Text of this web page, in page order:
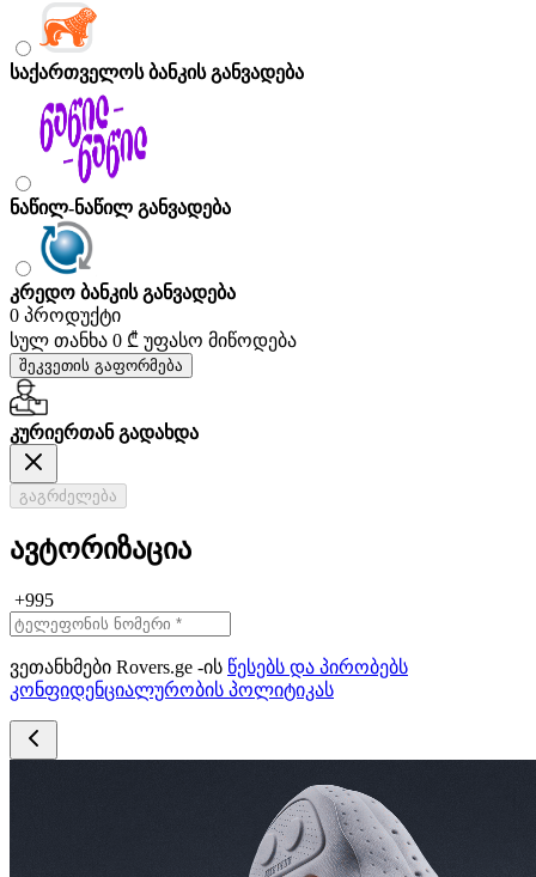
საქართველოს ბანკის განვადება
ნაწილ-ნაწილ განვადება
კრედო ბანკის განვადება
0 პროდუქტი
სულ თანხა 0 ₾ უფასო მიწოდება
შეკვეთის გაფორმება
კურიერთან გადახდა
გაგრძელება
ავტორიზაცია
+995
ვეთანხმები Rovers.ge -ის წესებს და პირობებს
კონფიდენციალურობის პოლიტიკას